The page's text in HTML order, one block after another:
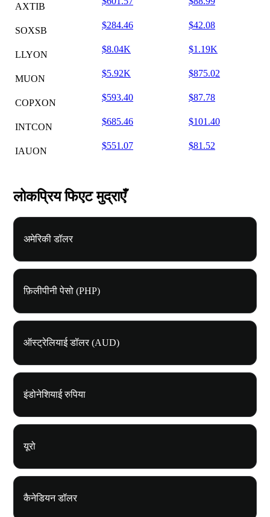
AXTIB
SOXSB
$284.46 $42.08
LLYON
$8.04K $1.19K
MUON
$5.92K $875.02
COPXON
$593.40 $87.78
INTCON
$685.46 $101.40
IAUON
$551.07 $81.52
लोकप्रिय फिएट मुद्राएँ
अमेरिकी डॉलर
फ़िलीपीनी पेसो (PHP)
ऑस्ट्रेलियाई डॉलर (AUD)
इंडोनेशियाई रुपिया
यूरो
कैनेडियन डॉलर